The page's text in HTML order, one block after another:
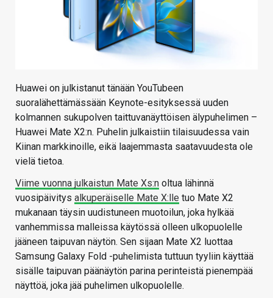
Huawei on julkistanut tänään YouTubeen
suoralähettämässään Keynote-esityksessä uuden
kolmannen sukupolven taittuvanäyttöisen älypuhelimen –
Huawei Mate X2:n. Puhelin julkaistiin tilaisuudessa vain
Kiinan markkinoille, eikä laajemmasta saatavuudesta ole
vielä tietoa.
Viime vuonna julkaistun Mate Xs:n oltua lähinnä
vuosipäivitys alkuperäiselle Mate X:lle tuo Mate X2
mukanaan täysin uudistuneen muotoilun, joka hylkää
vanhemmissa malleissa käytössä olleen ulkopuolelle
jääneen taipuvan näytön. Sen sijaan Mate X2 luottaa
Samsung Galaxy Fold -puhelimista tuttuun tyyliin käyttää
sisälle taipuvan päänäytön parina perinteistä pienempää
näyttöä, joka jää puhelimen ulkopuolelle.